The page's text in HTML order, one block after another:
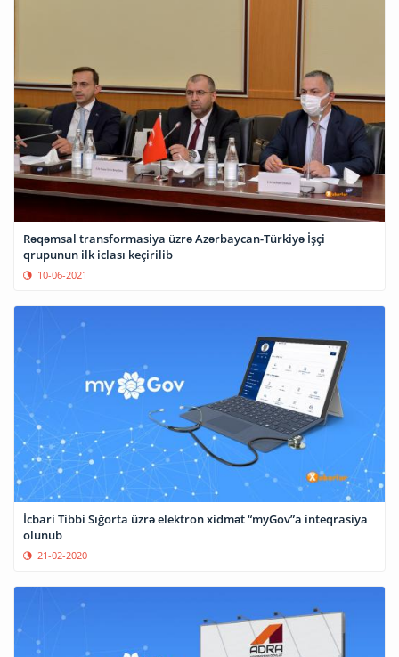
Rəqəmsal transformasiya üzrə Azərbaycan-Türkiyə İşçi
qrupunun ilk iclası keçirilib
10-06-2021
İcbari Tibbi Sığorta üzrə elektron xidmət “myGov”a inteqrasiya
olunub
21-02-2020